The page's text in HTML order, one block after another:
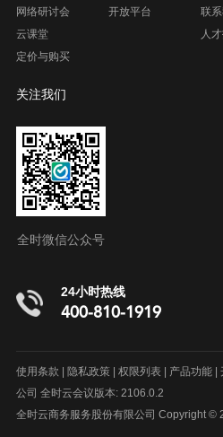
网络研讨会
云课堂
定价与购买
开放平台
联
人
关注我们
全时微信公众号
24小时热线
400-810-1919
使用条款
隐私政策| 权限列表| 产品功能|
公司 全时云会议版本: 2106.0.2
全时云商务服务股份有限公司 Copyright ©